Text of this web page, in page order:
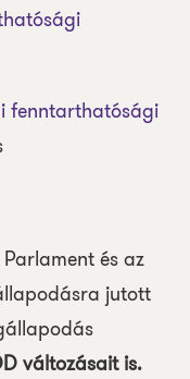
fenntarthatósági
és az
jutott
változásait is.